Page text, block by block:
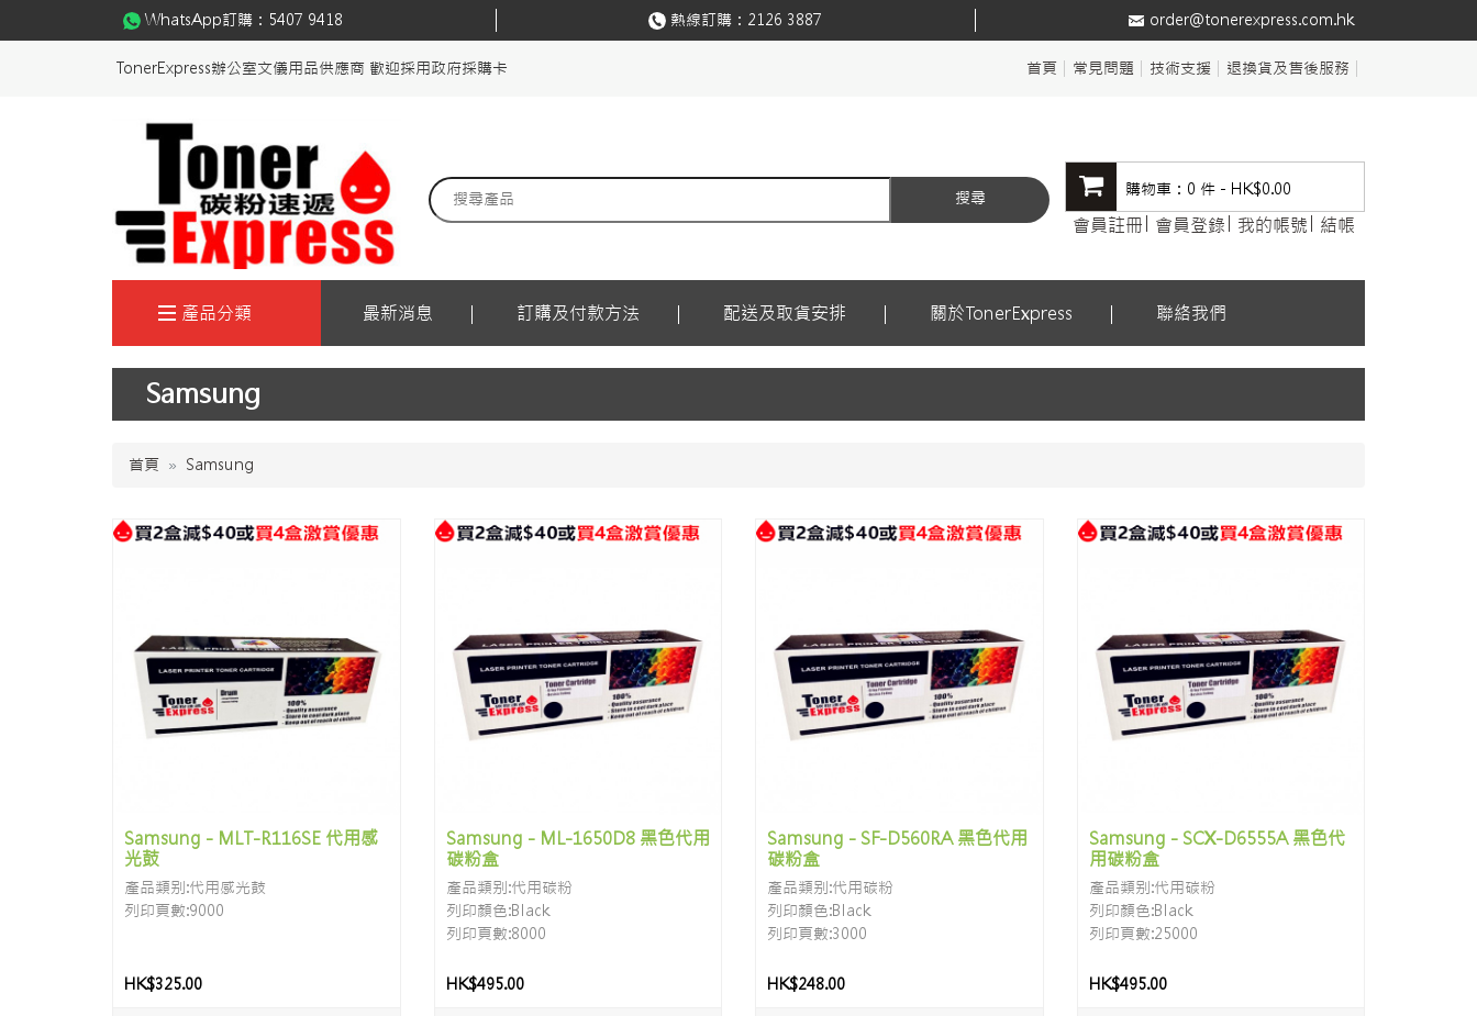
WhatsApp訂購： 5407 9418 熱線訂購： 2126 3887 order@tonerexpress.com.hk
TonerExpress辦公室文儀用品供應商 歡迎採用政府採購卡 首頁 常見問題 技術支援 退換貨及售後服務
搜尋 購物車：0 件 - HK$0.00
會員註冊 會員登錄 我的帳號 結帳
產品分類 最新消息 訂購及付款方法 配送及取貨安排 關於TonerExpress 聯絡我們
Samsung
首頁 Samsung
Samsung - MLT-R116SE 代用感
光鼓
產品類别:代用感光鼓
列印頁數:9000
HK$325.00
Samsung - ML-1650D8 黑色代用
碳粉盒
產品類别:代用碳粉
列印顏色:Black
列印頁數:8000
HK$495.00
Samsung - SF-D560RA 黑色代用
碳粉盒
產品類别:代用碳粉
列印顏色:Black
列印頁數:3000
HK$248.00
Samsung - SCX-D6555A 黑色代
用碳粉盒
產品類别:代用碳粉
列印顏色:Black
列印頁數:25000
HK$495.00